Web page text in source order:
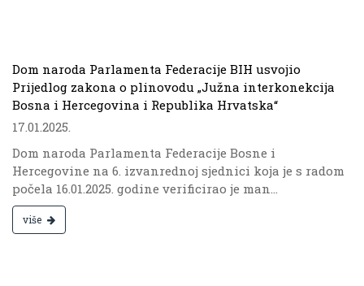
Dom naroda Parlamenta Federacije BIH usvojio
Prijedlog zakona o plinovodu „Južna interkonekcija
Bosna i Hercegovina i Republika Hrvatska“
17.01.2025.
Dom naroda Parlamenta Federacije Bosne i
Hercegovine na 6. izvanrednoj sjednici koja je s radom
počela 16.01.2025. godine verificirao je man...
više